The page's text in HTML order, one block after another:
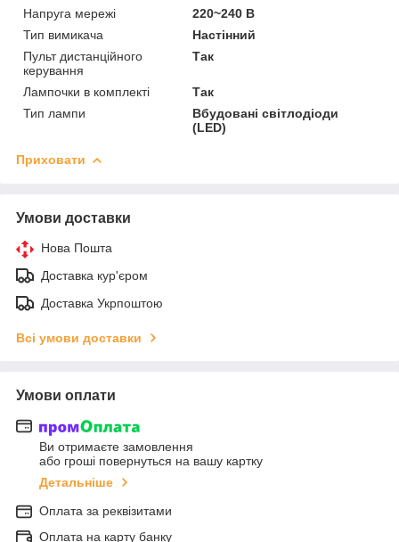
Напруга мережі
220~240 В
Тип вимикача
Настінний
Пульт дистанційного
керування
Так
Лампочки в комплекті
Так
Тип лампи
Вбудовані світлодіоди
(LED)
Приховати
Умови доставки
Нова Пошта
Доставка кур'єром
Доставка Укрпоштою
Всі умови доставки
Умови оплати
Ви отримаєте замовлення
або гроші повернуться на вашу картку
Детальніше
Оплата за реквізитами
Оплата на карту банку